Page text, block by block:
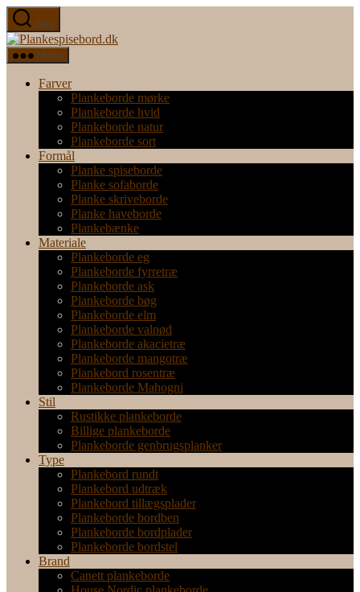
Spring
til
indholdet
Søg
Plankespisebord.dk
Menu
Farver
Plankeborde mørke
Plankeborde hvid
Plankeborde natur
Plankeborde sort
Formål
Planke spiseborde
Planke sofaborde
Planke skriveborde
Planke haveborde
Plankebænke
Materiale
Plankeborde eg
Plankeborde fyrretræ
Plankeborde ask
Plankeborde bøg
Plankeborde elm
Plankeborde valnød
Plankeborde akacietræ
Plankeborde mangotræ
Plankebord rosentræ
Plankeborde Mahogni
Stil
Rustikke plankeborde
Billige plankeborde
Plankeborde genbrugsplanker
Type
Plankebord rundt
Plankebord udtræk
Plankebord tillægsplader
Plankeborde bordben
Plankeborde bordplader
Plankeborde bordstel
Brand
Canett plankeborde